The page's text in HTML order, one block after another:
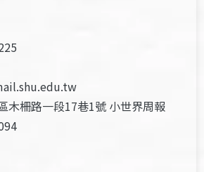
木柵路一段17巷1號 小世界周報